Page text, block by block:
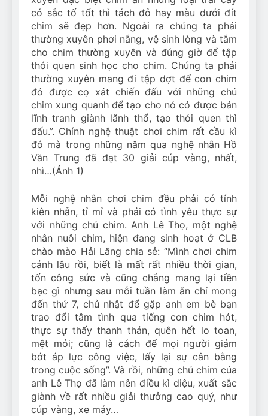
có sắc tố tốt thì tách đỏ hay màu dưới đít
chim sẽ đẹp hơn. Ngoài ra chúng ta phải
thường xuyên phơi nắng, vệ sinh lòng và tắm
cho chim thường xuyên và đúng giờ để tập
thói quen sinh học cho chim. Chúng ta phải
thường xuyên mang đi tập dợt để con chim
đó được cọ xát chiến đấu với những chú
chim xung quanh để tạo cho nó có được bản
lĩnh tranh giành lãnh thổ, tạo thói quen thì
đấu.”. Chính nghệ thuật chơi chim rất cầu kì
đó mà trong những năm qua nghệ nhân Hồ
Văn Trung đã đạt 30 giải cúp vàng, nhất,
nhì…(Ảnh 1)
Mỗi nghệ nhân chơi chim đều phải có tính
kiên nhẫn, tỉ mỉ và phải có tình yêu thực sự
với những chú chim. Anh Lê Thọ, một nghệ
nhân nuôi chim, hiện đang sinh hoạt ở CLB
chào mào Hải Lăng chia sẻ: “Mình chơi chim
cảnh lâu rồi, biết là mất rất nhiều thời gian,
tốn công sức và cũng chẳng mang lại tiền
bạc gì nhưng sau mỗi tuần làm ăn chỉ mong
đến thứ 7, chủ nhật để gặp anh em bè bạn
trao đổi tâm tình qua tiếng con chim hót,
thực sự thấy thanh thản, quên hết lo toan,
mệt mỏi; cũng là cách để mọi người giảm
bớt áp lực công việc, lấy lại sự cân bằng
trong cuộc sống”. Và rồi, những chú chim của
anh Lê Thọ đã làm nên điều kì diệu, xuất sắc
giành về rất nhiều giải thưởng cao quý, như
cúp vàng, xe máy…